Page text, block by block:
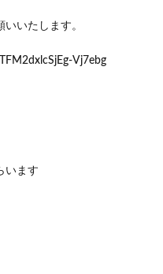
いたします。
Vj7ebg
います